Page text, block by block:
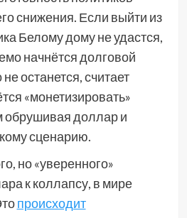
снижения. Если выйти из
Белому дому не удастся,
начнётся долговой
останется, считает
«монетизировать»
обрушивая доллар и
сценарию.
но «уверенного»
к коллапсу, в мире
происходит